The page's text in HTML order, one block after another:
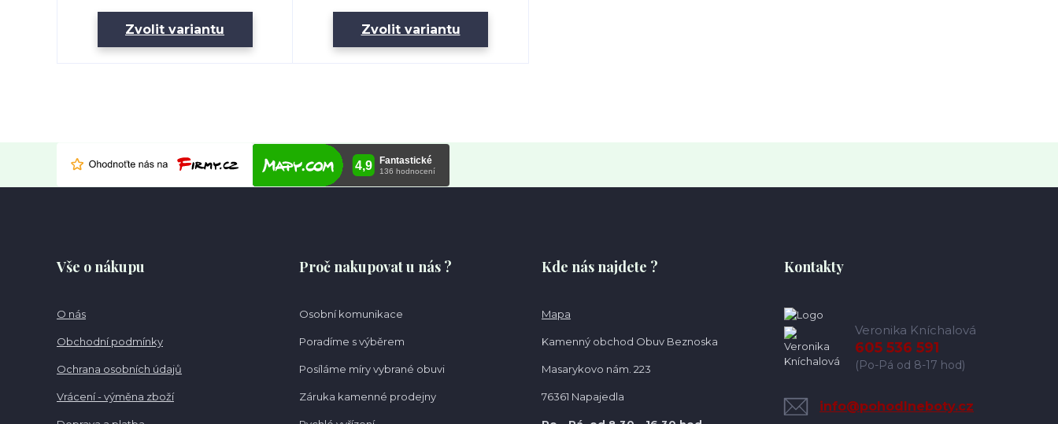
Zvolit variantu Zvolit variantu
Vše o nákupu
O nás
Obchodní podmínky
Ochrana osobních údajů
Vrácení - výměna zboží
Proč nakupovat u nás ?
Osobní komunikace
Poradíme s výběrem
Posíláme míry vybrané obuvi
Záruka kamenné prodejny
Kde nás najdete ?
Mapa
Kamenný obchod Obuv Beznoska
Masarykovo nám. 223
76361 Napajedla
Kontakty
Veronika Kníchalová
605 536 591
(Po-Pá od 8-17 hod)
info@pohodlneboty.cz